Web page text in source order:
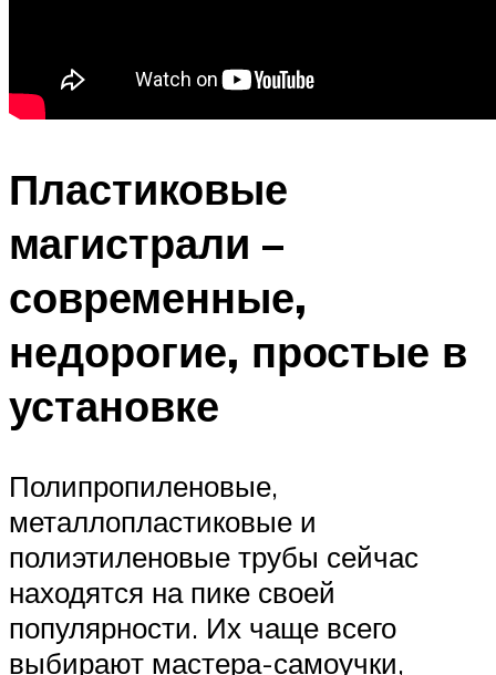
Пластиковые
магистрали –
современные,
недорогие, простые в
установке
Полипропиленовые,
металлопластиковые и
полиэтиленовые трубы сейчас
находятся на пике своей
популярности. Их чаще всего
выбирают мастера-самоучки,